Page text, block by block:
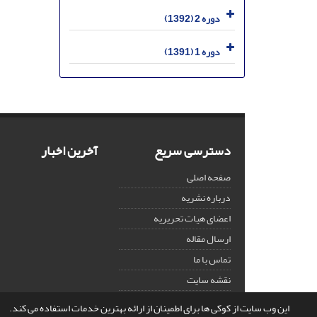
این وب سایت از کوکی ها برای اطمینان از ارائه بهترین خدمات استفاده می کند.
دوره 2 (1392)
دوره 1 (1391)
دسترسی سریع
صفحه اصلی
درباره نشریه
اعضای هیات تحریریه
ارسال مقاله
تماس با ما
نقشه سایت
آخرین اخبار